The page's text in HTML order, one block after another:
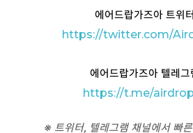
에어드랍가즈아 트위
https://twitter.com/
에어드랍가즈아 텔레그
https://t.me/
※ 트위터, 텔레그램 채널에서 빠